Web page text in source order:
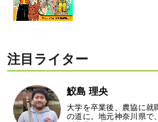
注目ライター
鮫島 理央
大学を卒業後、農協に就
の道に。地元神奈川県で